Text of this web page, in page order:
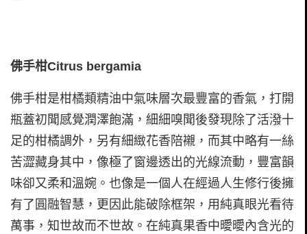
佛手柑Citrus bergamia
佛手柑是柑橘類精油中氣味層次最豐富的香氣，打開
瓶蓋初聞感覺潤澤飽滿，細細嗅聞後發現除了活潑十
足的柑橘調外，另有細緻花香陪襯，而其中略有一絲
苦澀藏身其中，像極了窗邊透出的光線流動，豐富韻
味卻又柔和溫婉。也像是一個人在經過人生修行後擁
有了圓融智慧，更因此能破除框架，用純真眼光看待
萬事，知世故而不世故。在純真果香中曖曖內含光的